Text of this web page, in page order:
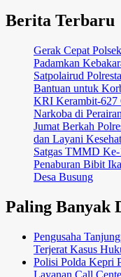
Berita Terbaru
Gerak Cepat
Padamkan
Satpolairud
Bantuan untuk
KRI Kerambit-627
Narkoba di
Jumat Berkah
dan Layani
Satgas TMMD Ke-
Penaburan Bibit
Desa Busung
Paling Banyak
Pengusaha
Terjerat Kasus
Polisi Polda Kepri
Layanan Call